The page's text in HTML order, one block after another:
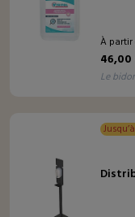
À partir
46,00
le